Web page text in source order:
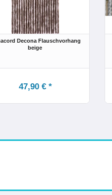
Decona Flauschvorhang
beige
47,90 € *